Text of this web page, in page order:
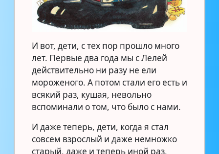
И вот, дети, с тех пор прошло много
лет. Первые два года мы с Лелей
действительно ни разу не ели
мороженого. А потом стали его есть и
всякий раз, кушая, невольно
вспоминали о том, что было с нами.
И даже теперь, дети, когда я стал
совсем взрослый и даже немножко
старый, даже и теперь иной раз,